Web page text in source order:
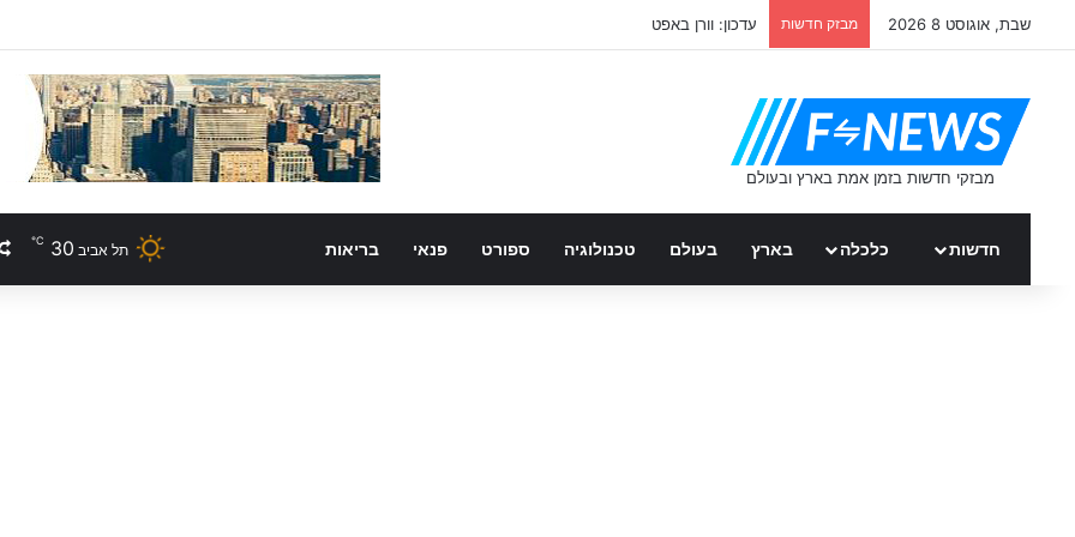
שבת, אוגוסט 8 2026 מבזק חדשות עדכון: וורן באפט
חדשות כלכלה בארץ בעולם טכנולוגיה ספורט פנאי בריאות תל אביב 30
℃